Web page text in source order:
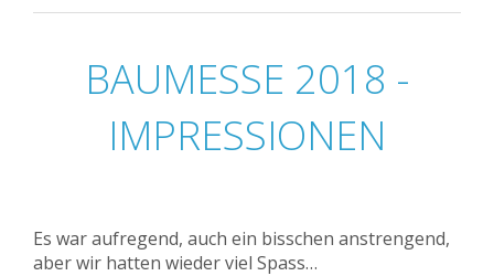
BAUMESSE 2018 -
IMPRESSIONEN
Es war aufregend, auch ein bisschen anstrengend,
aber wir hatten wieder viel Spass…